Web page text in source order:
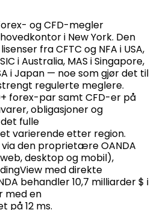
og CFD-megler
i New York. Den
fra CFTC og NFA i USA,
i Australia, MAS i Singapore,
i Japan — noe som gjør det til
regulerte meglere.
forex-par samt CFD-er på
obligasjoner og
fulle
varierende etter region.
den proprietære OANDA
desktop og mobil),
med direkte
behandler 10,7 milliarder $ i
med en
på 12 ms.